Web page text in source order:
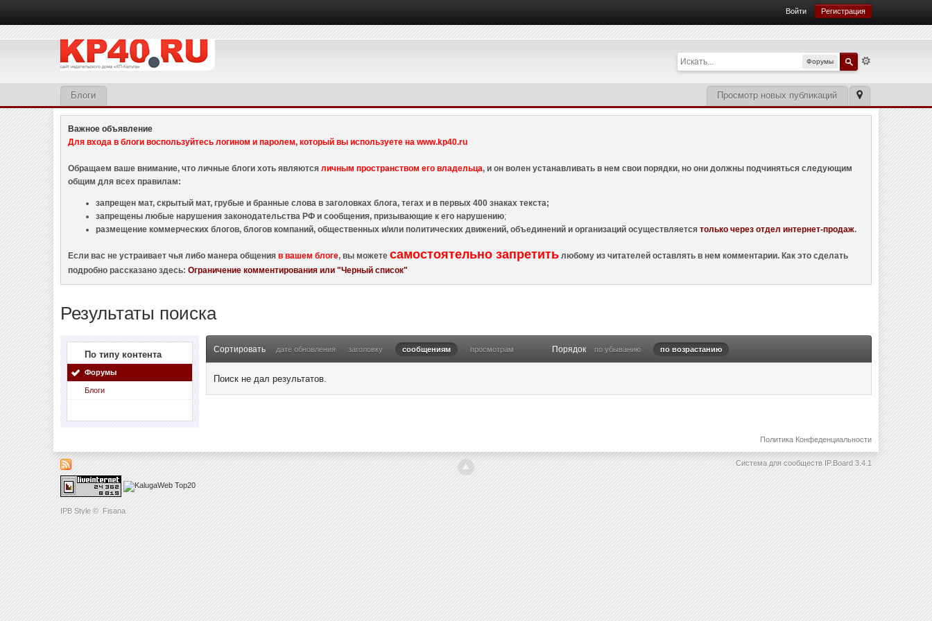
IPB Style © Fisana
Войти Регистрация
Форумы
Просмотр новых публикаций
Блоги
Важное объявление
Для входа в блоги воспользуйтесь логином и паролем, который вы используете на www.kp40.ru
Обращаем ваше внимание, что личные блоги хоть являютсяличным пространством его владельца, и он волен устанавливать в нем свои порядки, но они должны подчиняться следующим
общим для всех правилам:
запрещен мат, скрытый мат, грубые и бранные слова в заголовках блога, тегах и в первых 400 знаках текста;
запрещены любые нарушения законодательства РФ и сообщения, призывающие к его нарушению;
размещение коммерческих блогов, блогов компаний, общественных и/или политических движений, объединений и организаций осуществляетсятолько через отдел интернет-продаж.
Если вас не устраивает чья либо манера общенияв вашем блоге, вы можетесамостоятельно запретить любому из читателей оставлять в нем комментарии. Как это сделать
подробно рассказано здесь:Ограничение комментирования или "Черный список"
Результаты поиска
По типу контента
Форумы
Блоги
Сортировать дате обновления заголовку сообщениям просмотрам Порядок по убыванию по возрастанию
Поиск не дал результатов.
Политика Конфеденциальности
Система для сообществ IP.Board 3.4.1